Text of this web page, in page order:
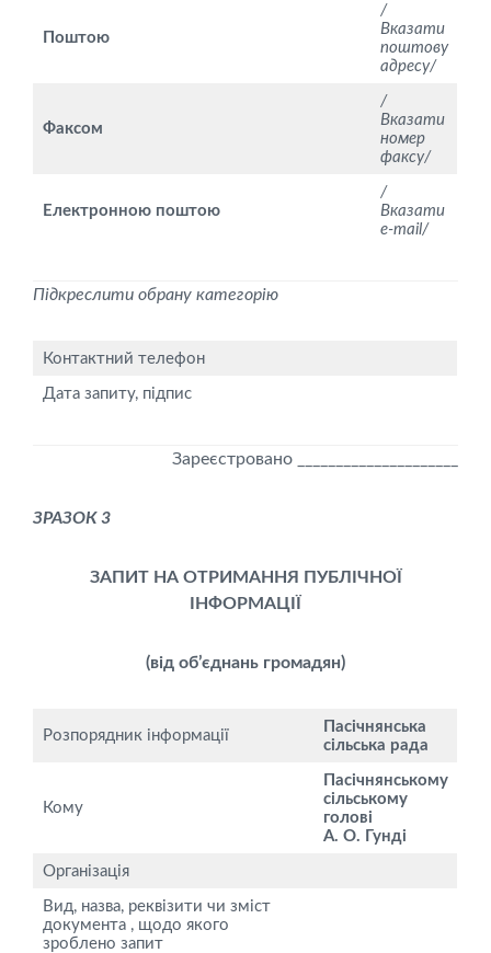
Поштою
/
Вказати
поштову
адресу/
Факсом
/
Вказати
номер
факсу/
Електронною поштою
/
Вказати
e-mаіl/
Підкреслити обрану категорію
Контактний телефон
Дата запиту, підпис
Зареєстровано _____________________
ЗРАЗОК 3
ЗАПИТ НА ОТРИМАННЯ ПУБЛІЧНОЇ
ІНФОРМАЦІЇ
(від об’єднань громадян)
Розпорядник інформації
Пасічнянська
сільська рада
Кому
Пасічнянському
сільському
голові
А. О. Гунді
Організація
Вид, назва, реквізити чи зміст
документа , щодо якого
зроблено запит